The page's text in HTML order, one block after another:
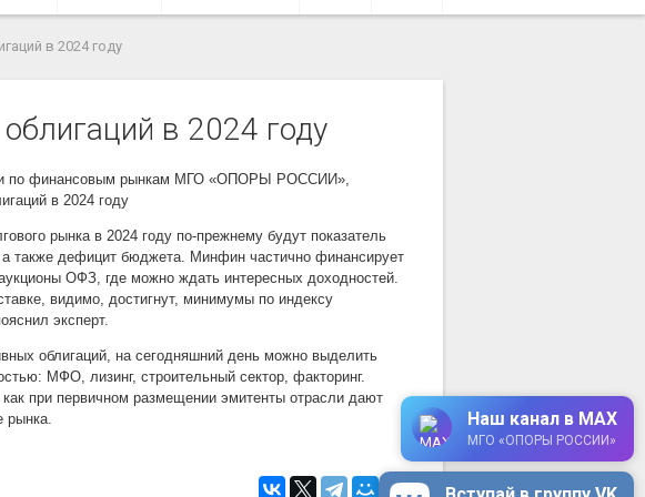
в 2024 году
в 2024 году
по финансовым рынкам МГО «ОПОРЫ РОССИИ»,
в 2024 году
рынка в 2024 году по-прежнему будут показатель
также дефицит бюджета. Минфин частично финансирует
ОФЗ, где можно ждать интересных доходностей.
видимо, достигнут, минимумы по индексу
эксперт.
облигаций, на сегодняшний день можно выделить
МФО, лизинг, строительный сектор, факторинг.
при первичном размещении эмитенты отрасли дают
Наш канал в MAX
МГО «ОПОРЫ РОССИИ»